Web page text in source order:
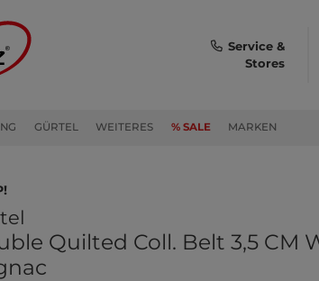
GÜRTEL WEITERES % SALE MARKEN
Service &
Stores
Quilted Coll. Belt 3,5 CM